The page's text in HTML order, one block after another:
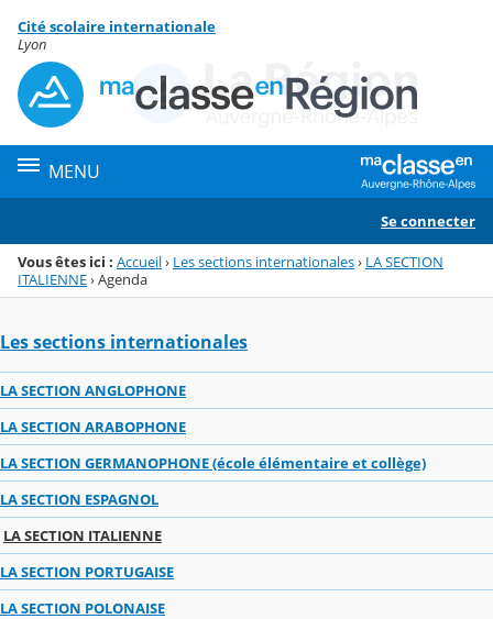
Menu de la rubrique
Contenu
Cité scolaire internationale
Lyon
MENU
Se connecter
Vous êtes ici : Accueil› Les sections internationales› LA SECTION
ITALIENNE›Agenda
Les sections internationales
LA SECTION ANGLOPHONE
LA SECTION ARABOPHONE
LA SECTION GERMANOPHONE (école élémentaire et collège)
LA SECTION ESPAGNOL
LA SECTION ITALIENNE
LA SECTION PORTUGAISE
LA SECTION POLONAISE